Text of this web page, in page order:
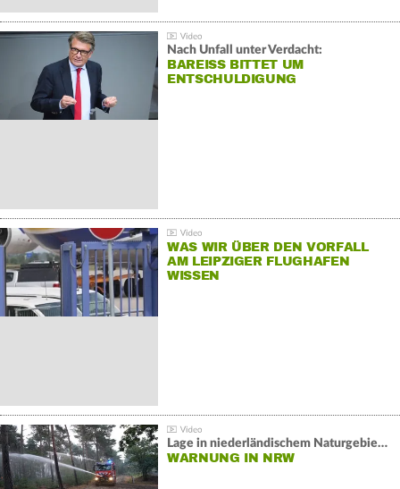
Nach Unfall unter Verdacht:
BAREISS BITTET UM E
NTSCHULDIGUNG
WAS WIR ÜBER DEN VORFALL
AM LEIPZIGER FLUGHAFEN
WISSEN
Lage in niederländischem Naturgebiet stabil
WARNUNG IN NRW